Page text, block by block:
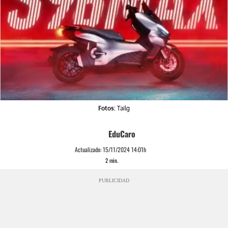
Fotos: Tailg
EduCaro
Actualizado:15/11/2024 14:01h
2min.
PUBLICIDAD